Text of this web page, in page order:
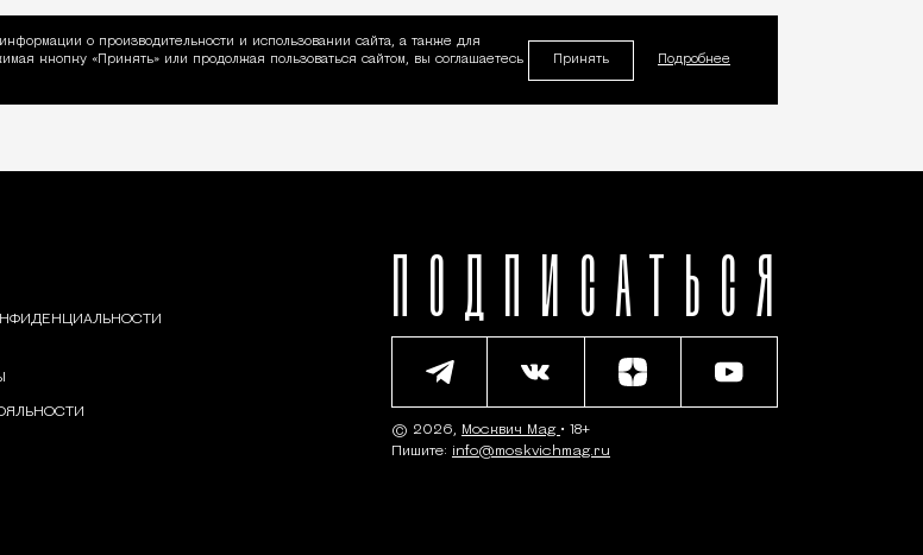
Cookie
о производительности и использовании сайта, а также для
кнопку «Принять» или продолжая пользоваться сайтом, вы соглашаетесь
Принять Подробнее
ПОДПИСАТЬСЯ
© 2026, Москвич Mag • 18+
Пишите: info@moskvichmag.ru